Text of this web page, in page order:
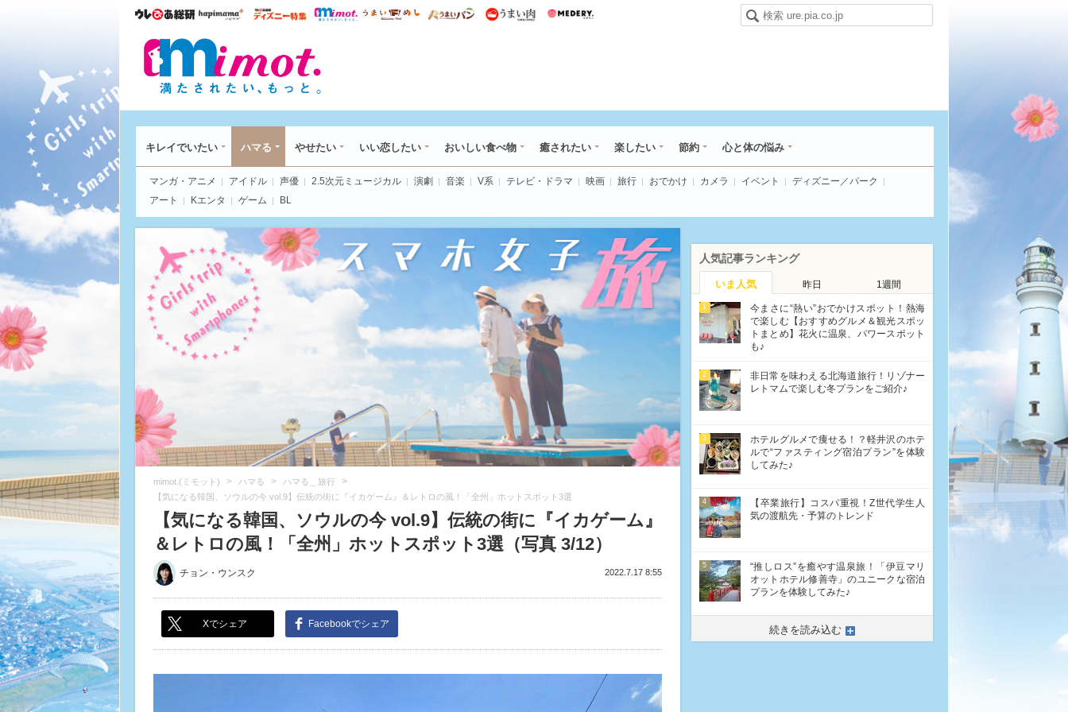
ウレぴあ総研ハピママ* ウレぴあ総研 ディズニー特集
mimot. うまいめし うまいパン うまい肉
キレイでいたい ハマる やせたい いい恋したい おいしい食べ物 癒されたい 楽したい 節約 心と体の悩み
マンガ・アニメ アイドル 声優 2.5次元ミュージカル 演劇 音楽 V系 テレビ・ドラマ 映画 旅行 おでかけ カメラ イベント
ディズニー／パーク
アート
Kエンタ ゲーム BL
mimot.(ミモット) > ハマる > ハマる＿旅行 >
【気になる韓国、ソウルの今 vol.9】伝統の街に『イカゲーム』＆レトロの風！「全州」ホットスポット3選
【気になる韓国、ソウルの今 vol.9】伝統の街に『イカゲーム』
＆レトロの風！「全州」ホットスポット3選（写真 3/12）
チョン・ウンスク 2022.7.17 8:55
Xでシェア Facebookでシェア
人気記事ランキング
いま人気 昨日 1週間
1
今まさに“熱い”おでかけスポット！熱海
で楽しむ【おすすめグルメ＆観光スポッ
トまとめ】花火に温泉、パワースポット
も♪
2
非日常を味わえる北海道旅行！リゾナー
レトマムで楽しむ冬プランをご紹介♪
3
ホテルグルメで痩せる！？軽井沢のホテ
ルで“ファスティング宿泊プラン”を体験
してみた♪
4
【卒業旅行】コスパ重視！Z世代学生人
気の渡航先・予算のトレンド
5
“推しロス”を癒やす温泉旅！「伊豆マリ
オットホテル修善寺」のユニークな宿泊
プランを体験してみた♪
続きを読み込む